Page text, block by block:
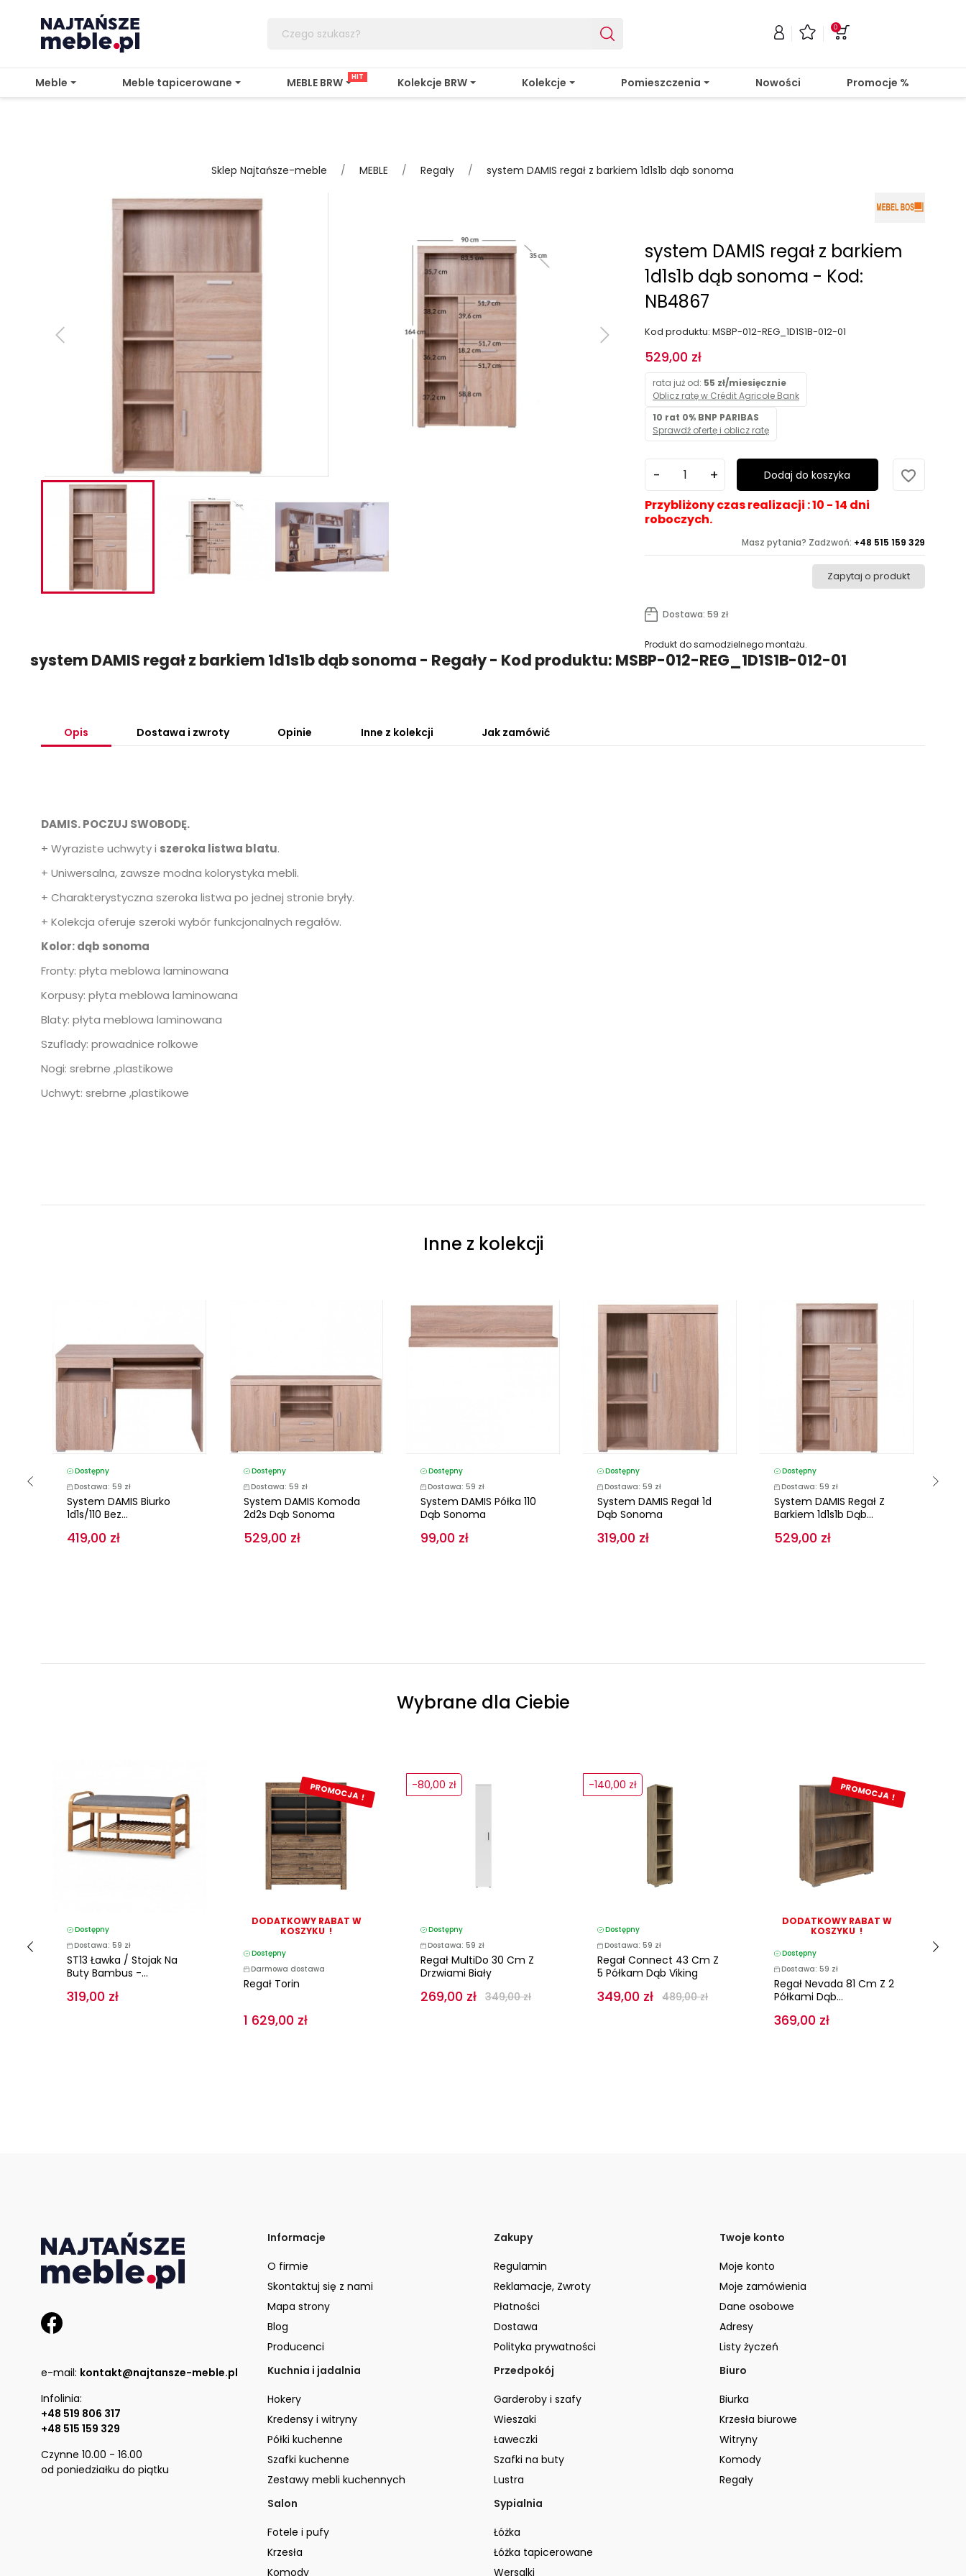
0
Meble Meble tapicerowane MEBLE BRW HIT Kolekcje BRW Kolekcje Pomieszczenia Nowości Promocje %
Sklep Najtańsze-meble MEBLE Regały system DAMIS regał z barkiem 1d1s1b dąb sonoma
system DAMIS regał z barkiem
1d1s1b dąb sonoma - Kod:
NB4867
Kod produktu: MSBP-012-REG_1D1S1B-012-01
529,00 zł
rata już od: 55 zł/miesięcznie
Oblicz ratę w Crédit Agricole Bank
10 rat 0% BNP PARIBAS
Sprawdź ofertę i oblicz ratę
Dodaj do koszyka favorite_border
Przybliżony czas realizacji : 10 - 14 dni
roboczych.
Masz pytania? Zadzwoń: +48 515 159 329
Zapytaj o produkt
Dostawa: 59 zł
Produkt do samodzielnego montażu.
system DAMIS regał z barkiem 1d1s1b dąb sonoma - Regały - Kod produktu: MSBP-012-REG_1D1S1B-012-01
Opis Dostawa i zwroty Opinie Inne z kolekcji Jak zamówić
DAMIS. POCZUJ SWOBODĘ.
+ Wyraziste uchwyty i szeroka listwa blatu.
+ Uniwersalna, zawsze modna kolorystyka mebli.
+ Charakterystyczna szeroka listwa po jednej stronie bryły.
+ Kolekcja oferuje szeroki wybór funkcjonalnych regałów.
Kolor: dąb sonoma
Fronty: płyta meblowa laminowana
Korpusy: płyta meblowa laminowana
Blaty: płyta meblowa laminowana
Szuflady: prowadnice rolkowe
Nogi: srebrne ,plastikowe
Uchwyt: srebrne ,plastikowe
Inne z kolekcji
Dostępny
Dostawa: 59 zł
System DAMIS Biurko
1d1s/110 Bez...
419,00 zł
Dostępny
Dostawa: 59 zł
System DAMIS Komoda
2d2s Dąb Sonoma
529,00 zł
Dostępny
Dostawa: 59 zł
System DAMIS Półka 110
Dąb Sonoma
99,00 zł
Dostępny
Dostawa: 59 zł
System DAMIS Regał 1d
Dąb Sonoma
319,00 zł
Dostępny
Dostawa: 59 zł
System DAMIS Regał Z
Barkiem 1d1s1b Dąb...
529,00 zł
Wybrane dla Ciebie
Dostępny
Dostawa: 59 zł
ST13 Ławka / Stojak Na
Buty Bambus -...
319,00 zł
PROMOCJA !
DODATKOWY RABAT W
KOSZYKU !
Dostępny
Darmowa dostawa
Regał Torin
1 629,00 zł
Dostępny
Dostawa: 59 zł
Regał MultiDo 30 Cm Z
Drzwiami Biały
269,00 zł 349,00 zł
-80,00 zł
Dostępny
Dostawa: 59 zł
Regał Connect 43 Cm Z
5 Półkam Dąb Viking
349,00 zł 489,00 zł
-140,00 zł PROMOCJA !
DODATKOWY RABAT W
KOSZYKU !
Dostępny
Dostawa: 59 zł
Regał Nevada 81 Cm Z 2
Półkami Dąb...
369,00 zł
e-mail: kontakt@najtansze-meble.pl
Infolinia:
+48 519 806 317
+48 515 159 329
Czynne 10.00 - 16.00
od poniedziałku do piątku
Informacje
O firmie
Skontaktuj się z nami
Mapa strony
Blog
Producenci
Zakupy
Regulamin
Reklamacje, Zwroty
Płatności
Dostawa
Polityka prywatności
Twoje konto
Moje konto
Moje zamówienia
Dane osobowe
Adresy
Listy życzeń
Kuchnia i jadalnia
Hokery
Kredensy i witryny
Półki kuchenne
Szafki kuchenne
Zestawy mebli kuchennych
Przedpokój
Garderoby i szafy
Wieszaki
Ławeczki
Szafki na buty
Lustra
Biuro
Biurka
Krzesła biurowe
Witryny
Komody
Regały
Salon
Fotele i pufy
Krzesła
Komody
Sypialnia
Łóżka
Łóżka tapicerowane
Wersalki